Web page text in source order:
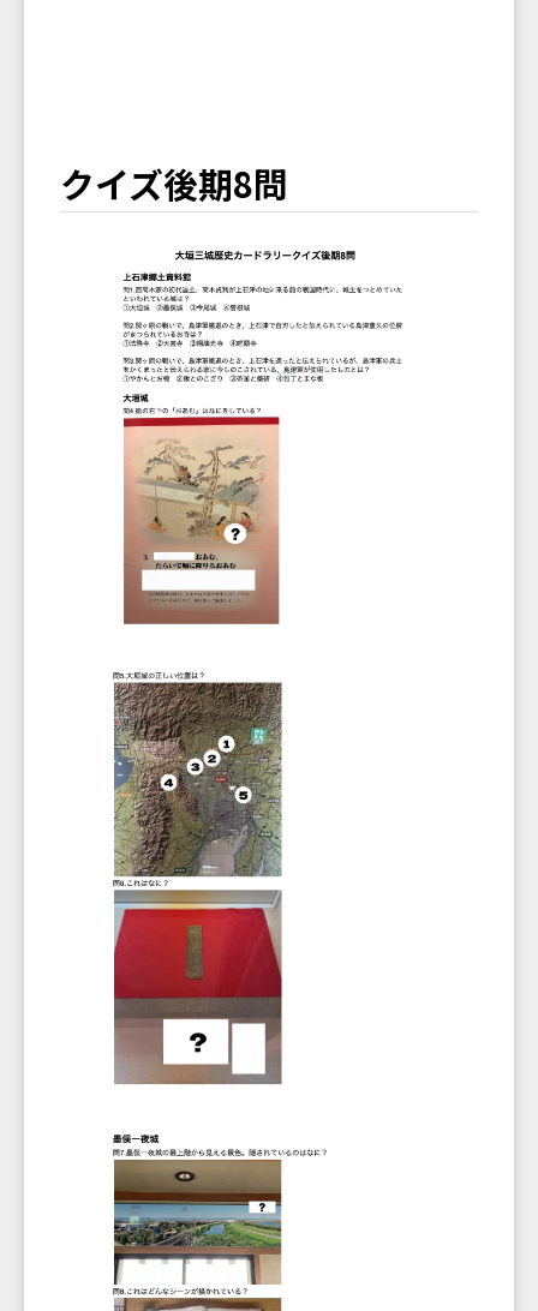
クイズ後期8問